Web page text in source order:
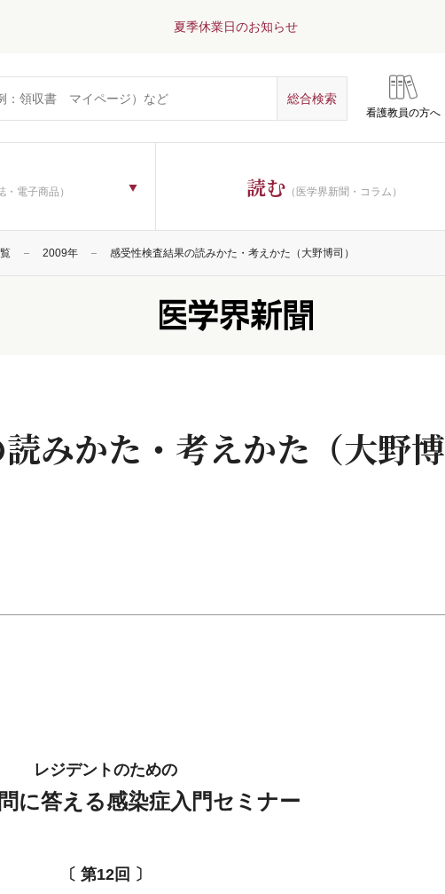
夏季休業日のお知らせ
看護教員の方へ
・電子商品） 読む （医学界新聞・コラム）
2009年 感受性検査結果の読みかた・考えかた（大野博司）
みかた・考えかた（大野博
レジデントのための
に答える感染症入門セミナー
〔 第12回 〕